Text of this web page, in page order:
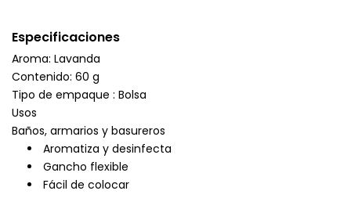
Especificaciones
Aroma: Lavanda
Contenido: 60 g
Tipo de empaque : Bolsa
Usos
Baños, armarios y basureros
Aromatiza y desinfecta
Gancho flexible
Fácil de colocar